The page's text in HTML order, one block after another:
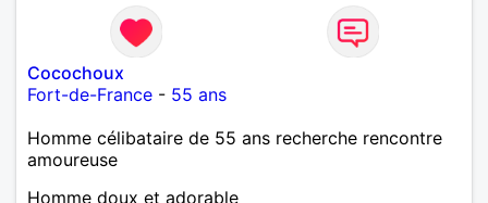
Cocochoux
Fort-de-France - 55 ans
Homme célibataire de 55 ans recherche rencontre
amoureuse
Homme doux et adorable